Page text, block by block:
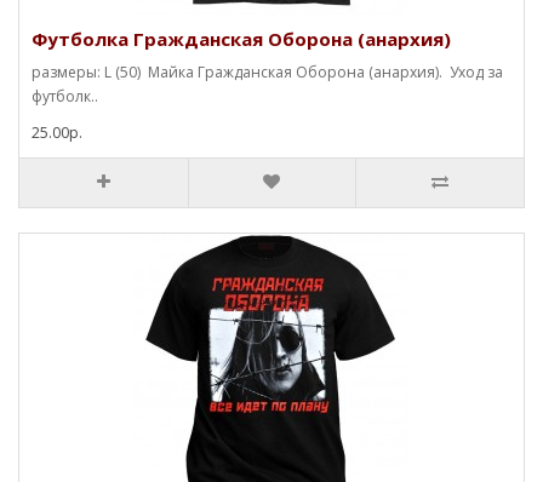
Футболка Гражданская Оборона (анархия)
размеры: L (50) Майка Гражданская Оборона (анархия). Уход за
футболк..
25.00р.